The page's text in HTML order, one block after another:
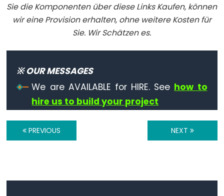
IO
digitalRead()
digitalWrite()
pinMode()
Sie die Komponenten über diese Links Kaufen, können
wir eine Provision erhalten, ohne weitere Kosten für
Sie. Wir Schätzen es.
※ OUR MESSAGES
We are AVAILABLE for HIRE. See how to
hire us to build your project
PREVIOUS NEXT